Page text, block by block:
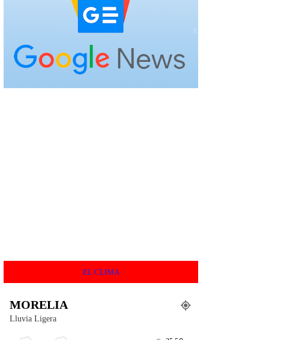
EL CLIMA
MORELIA
Lluvia Ligera